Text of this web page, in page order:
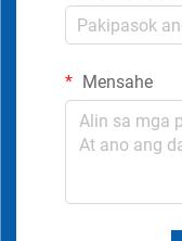
Mensahe